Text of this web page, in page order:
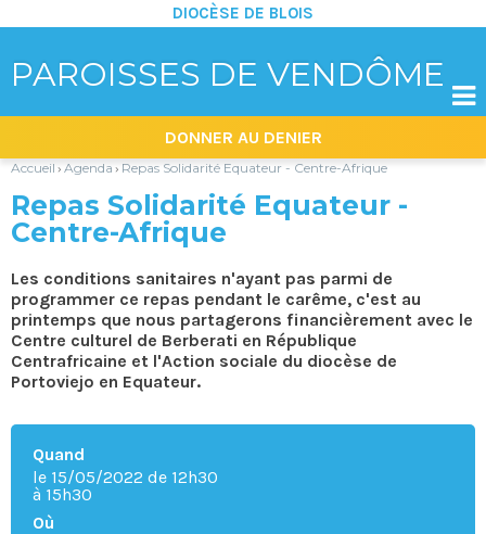
PAROISSES DE VENDÔME
DIOCÈSE DE BLOIS
|
Aller
navigation
DONNER AU DENIER

Accueil › Agenda › Repas Solidarité Equateur - Centre-Afrique
Repas Solidarité Equateur -
Centre-Afrique
Les conditions sanitaires n'ayant pas parmi de
programmer ce repas pendant le carême, c'est au
printemps que nous partagerons financièrement avec le
Centre culturel de Berberati en République
Centrafricaine et l'Action sociale du diocèse de
Portoviejo en Equateur.
Quand
le 15/05/2022 de 12h30
à 15h30
Où